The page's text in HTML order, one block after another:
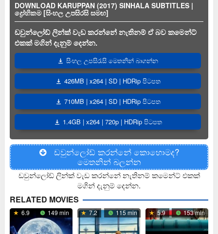
DOWNLOAD KARUPPAN (2017) SINHALA SUBTITLES |
ද්‍රෝහිකම [සිංහල උපසිරසි සමඟ]
ඩවුන්ලෝඩ් ලින්ක් වැඩ කරන්නේ නැතිනම් ඒ බව කමෙන්ට්
එකක් මගින් දැනුම් දෙන්න.
සිංහල උපසිරැසි මෙතනින් බාගන්න
426MB | x264 | SD | HDRip පිටපත
710MB | x264 | SD | HDRip පිටපත
1.4GB | x264 | 720p | HDRip පිටපත
ඩවුන්ලෝඩ් කරන්නේ කොහොමද?
මෙතනින් බලන්න
ඩවුන්ලෝඩ් ලින්ක් වැඩ කරන්නේ නැතිනම් කමෙන්ට් එකක්
මගින් දැනුම් දෙන්න.
RELATED MOVIES
6.9 149 min 7.2 115 min 5.9 153 min